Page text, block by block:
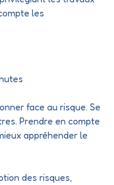
les
face au risque. Se
Prendre en compte
appréhender le
des risques,